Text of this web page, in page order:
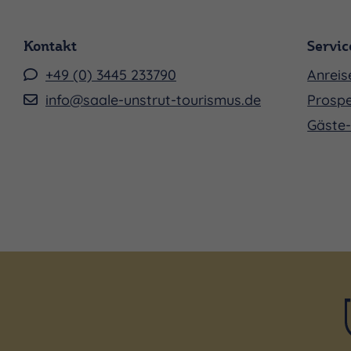
Kontakt
+49 (0) 3445 233790
info@saale-unstrut-tourismus.de